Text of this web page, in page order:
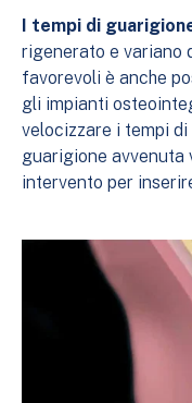
I tempi di
rigenerato e variano
favorevoli è anche
gli impianti
velocizzare i tempi
guarigione
intervento per